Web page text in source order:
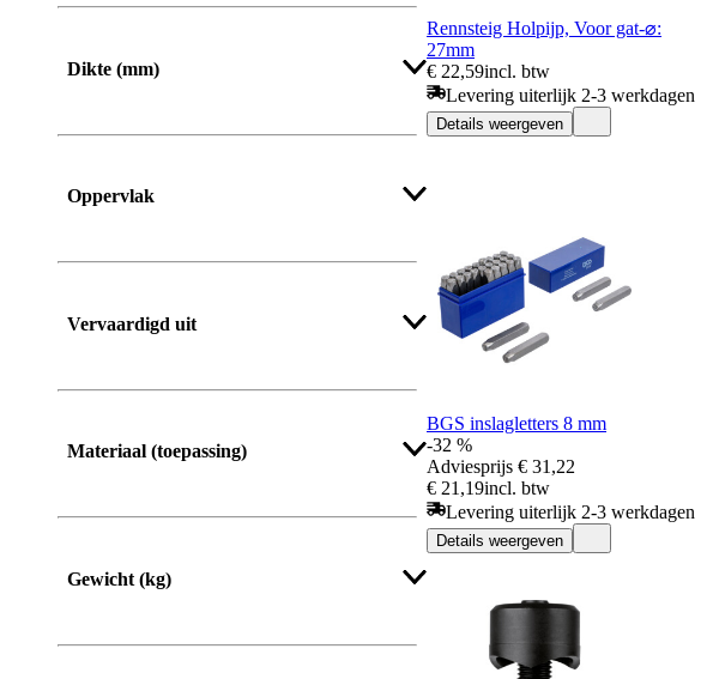
Dikte (mm)
Oppervlak
Vervaardigd uit
Materiaal (toepassing)
Gewicht (kg)
Rennsteig Holpijp, Voor gat-⌀:
27mm
€ 22,59incl. btw
Levering uiterlijk 2-3 werkdagen
Details weergeven
BGS inslagletters 8 mm
-32 %
Adviesprijs € 31,22
€ 21,19incl. btw
Levering uiterlijk 2-3 werkdagen
Details weergeven